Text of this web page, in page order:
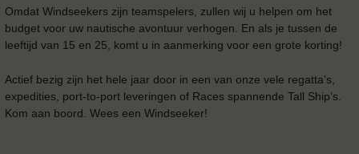
Omdat Windseekers zijn teamspelers, zullen wij u helpen om het
budget voor uw nautische avontuur verhogen. En als je tussen de
leeftijd van 15 en 25, komt u in aanmerking voor een grote korting!
Actief bezig zijn het hele jaar door in een van onze vele regatta’s,
expedities, port-to-port leveringen of Races spannende Tall Ship’s.
Kom aan boord. Wees een Windseeker!